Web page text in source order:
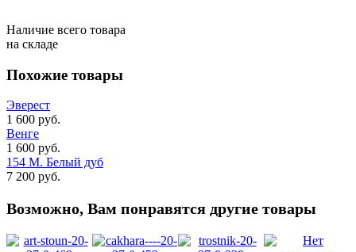
Наличие всего товара
на складе
Похожие товары
Эверест
1 600 руб.
Венге
1 600 руб.
154 М. Белый дуб
7 200 руб.
Возможно, Вам понравятся другие товары